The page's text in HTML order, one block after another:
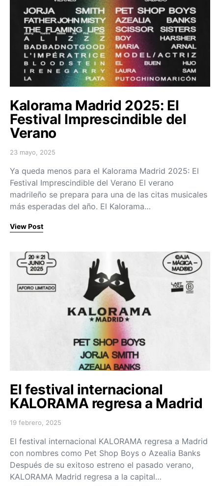
Kalorama Madrid 2025: El
Festival Imprescindible del
Verano
Posted on
23 mayo, 2025
Ya queda menos para el Kalorama Madrid 2025: El
Festival Imprescindible del Verano El verano
madrileño se prepara para una de las citas musicales
más esperadas del año. El Kalorama…
View Post
El festival internacional
KALORAMA regresa a Madrid
Posted on
19 febrero, 2025
El festival internacional KALORAMA regresa a Madrid
con nombres como Pet Shop Boys o Azealia Banks
Después de su exitoso estreno el pasado verano,
KALORAMA Madrid regresa a la capital…